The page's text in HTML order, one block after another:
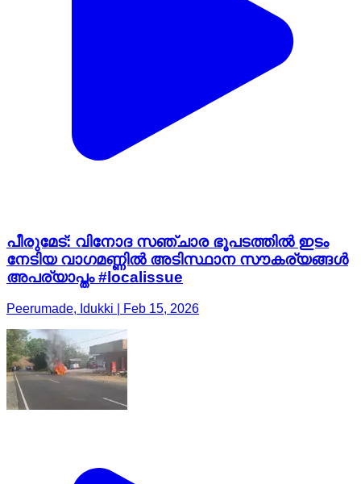
പീരുമേട്: വിനോദ സഞ്ചാര ഭൂപടത്തിൽ ഇടം
നേടിയ വാഗമണ്ണിൽ അടിസ്ഥാന സൗകര്യങ്ങൾ
അപര്യാപ്തം #localissue
Peerumade, Idukki | Feb 15, 2026